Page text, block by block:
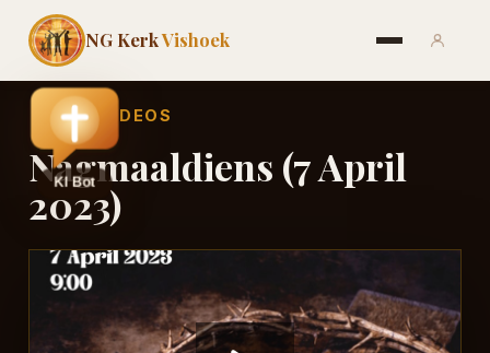
NG KerkVishoek
ALLE VIDEOS
Nagmaaldiens (7 April
2023)